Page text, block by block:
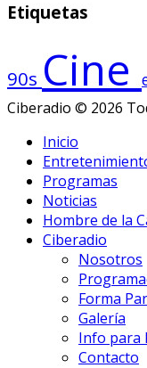
Etiquetas
90s Cine
Ciberadio © 2026
Inicio
Programas
Noticias
Hombre de la
Ciberadio
Nosotros
Forma
Galería
Info para
Contacto